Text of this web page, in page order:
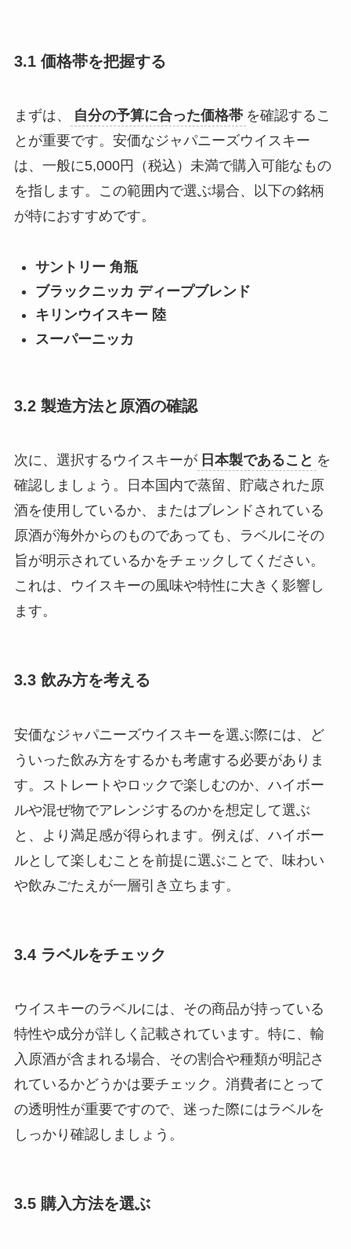
3.1 価格帯を把握する
まずは、 自分の予算に合った価格帯 を確認するこ
とが重要です。安価なジャパニーズウイスキー
は、一般に5,000円（税込）未満で購入可能なもの
を指します。この範囲内で選ぶ場合、以下の銘柄
が特におすすめです。
サントリー 角瓶
ブラックニッカ ディープブレンド
キリンウイスキー 陸
スーパーニッカ
3.2 製造方法と原酒の確認
次に、選択するウイスキーが 日本製であること を
確認しましょう。日本国内で蒸留、貯蔵された原
酒を使用しているか、またはブレンドされている
原酒が海外からのものであっても、ラベルにその
旨が明示されているかをチェックしてください。
これは、ウイスキーの風味や特性に大きく影響し
ます。
3.3 飲み方を考える
安価なジャパニーズウイスキーを選ぶ際には、ど
ういった飲み方をするかも考慮する必要がありま
す。ストレートやロックで楽しむのか、ハイボー
ルや混ぜ物でアレンジするのかを想定して選ぶ
と、より満足感が得られます。例えば、ハイボー
ルとして楽しむことを前提に選ぶことで、味わい
や飲みごたえが一層引き立ちます。
3.4 ラベルをチェック
ウイスキーのラベルには、その商品が持っている
特性や成分が詳しく記載されています。特に、輸
入原酒が含まれる場合、その割合や種類が明記さ
れているかどうかは要チェック。消費者にとって
の透明性が重要ですので、迷った際にはラベルを
しっかり確認しましょう。
3.5 購入方法を選ぶ